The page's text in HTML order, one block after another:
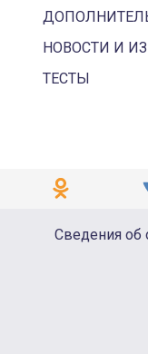
КАПИТАЛ И
ДЕНЕЖНЫЕ
ПОКАЗАТЕЛИ
НОВОСТИ И
ТЕСТЫ
Сведения об